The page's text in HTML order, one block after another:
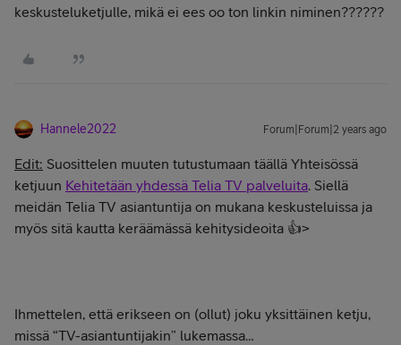
keskusteluketjulle, mikä ei ees oo ton linkin niminen??????
Hannele2022 Forum|Forum|2 years ago
Edit: Suosittelen muuten tutustumaan täällä Yhteisössä
ketjuun Kehitetään yhdessä Telia TV palveluita. Siellä
meidän Telia TV asiantuntija on mukana keskusteluissa ja
myös sitä kautta keräämässä kehitysideoita 👍>
Ihmettelen, että erikseen on (ollut) joku yksittäinen ketju,
missä “TV-asiantuntijakin” lukemassa…